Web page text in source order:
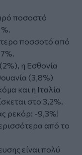
ποσοστό
ποσσοτό από
η Εσθονία
(3,8%)
και η Ιταλία
στο 3,2%.
ρεκόρ: -9,3%!
από το
είναι πολύ